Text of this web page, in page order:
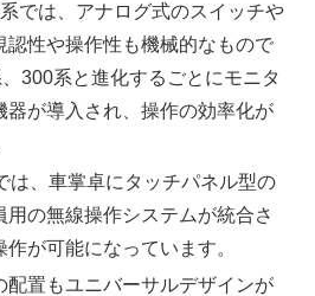
では、アナログ式のスイッチや
認性や操作性も機械的なもので
300系と進化するごとにモニタ
器が導入され、操作の効率化が
は、車掌卓にタッチパネル型の
用の無線操作システムが統合さ
が可能になっています。
配置もユニバーサルデザインが